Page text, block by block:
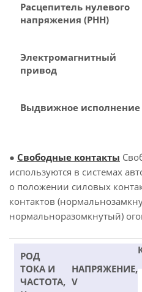
Расцепитель нулевого
напряжения (РНН)
Электромагнитный
привод
Выдвижное исполнение
● Свободные контакты
используются в системах
о положении силовых
контактов
нормальноразомкнутый)
РОД
ТОКА И
ЧАСТОТА,
НАПРЯЖЕНИЕ,
V